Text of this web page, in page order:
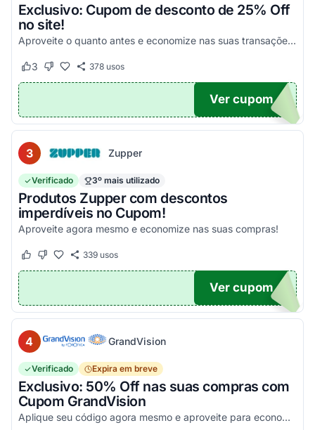
Exclusivo: Cupom de desconto de 25% Off
no site!
Aproveite o quanto antes e economize nas suas transações, tanto PF quanto PJ!
Este cupom funcionou
3 Este cupom não funcionou
378usos
OM25
Ver cupom
3 Zupper
Verificado 3º mais utilizado
Produtos Zupper com descontos
imperdíveis no Cupom!
Aproveite agora mesmo e economize nas suas compras!
Este cupom funcionou
Este cupom não funcionou
339usos
Ver cupom
4 GrandVision
Verificado Expira em breve
Exclusivo: 50% Off nas suas compras com
Cupom GrandVision
Aplique seu código agora mesmo e aproveite para economizar! Válido em par completo (Armação + Lente)!